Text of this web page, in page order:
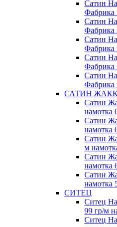
Сатин
Фабрика
Сатин
Фабрика
Сатин
Фабрика
Сатин
Фабрика
Сатин
Фабрика
САТИН
Сатин
намотка
Сатин
намотка
Сатин
м
Сатин
намотка
Сатин
намотка
СИТЕЦ
Ситец
99 гр/м
Ситец